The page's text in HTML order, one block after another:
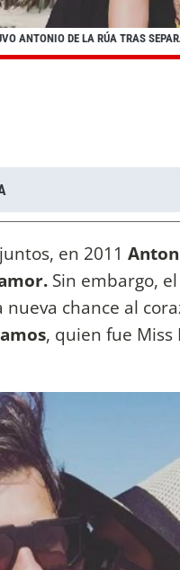
ANTONIO DE LA RÚA TRAS
en 2011
Sin embargo,
nueva chance al
, quien fue